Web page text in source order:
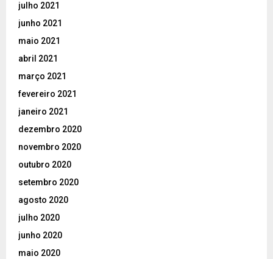
julho 2021
junho 2021
maio 2021
abril 2021
março 2021
fevereiro 2021
janeiro 2021
dezembro 2020
novembro 2020
outubro 2020
setembro 2020
agosto 2020
julho 2020
junho 2020
maio 2020